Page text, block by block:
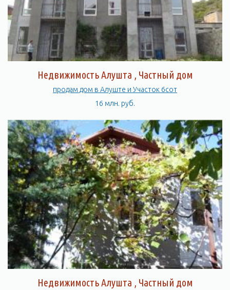
Недвижимость Алушта , Частный дом
продам дом в Алуште и Участок 6сот
16 млн. руб.
Недвижимость Алушта , Частный дом